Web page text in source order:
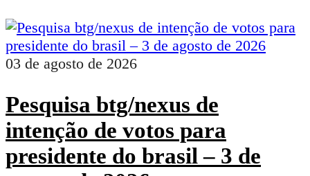
03 de agosto de 2026
Pesquisa btg/nexus de
intenção de votos para
presidente do brasil – 3 de